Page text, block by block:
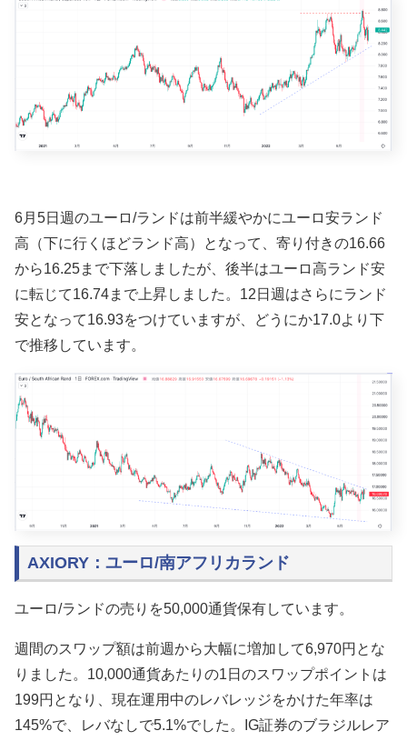
6月5日週のユーロ/ランドは前半緩やかにユーロ安ランド
高（下に行くほどランド高）と なって、寄り付きの16.66
から16.25まで下落しましたが、後半はユーロ高ランド安
に転じて16.74まで上昇しました。12 日週はさらにランド
安となって16.93をつけていますが、どうにか17.0より下
で推移しています。
AXIORY：ユーロ/南アフリカランド
ユーロ/ランドの売りを50,000通貨保有しています。
週間のスワップ額は前週から大幅に増加して6,970円とな
りました。10,000通貨あたりの1日のスワップポイントは
199円となり、現在運用中のレバレッジをかけた年率は
145%で、レバなしで5.1%でした。IG証券のブラジルレア